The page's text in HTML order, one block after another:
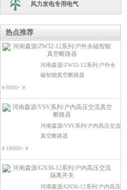
无功补偿类
电源电器类
开关电器类
断路器类
电机驱动类
可编程控制器
开关电器类
防雷灭火器类
油浸式变压器
开关电器类
电源电器类
SG10干变
非晶合金
S13油变
高低压开关柜
可编程控制器
风力发电专用电气
风力发电站
高低压开关柜
接触器类
热点推荐
河南森源/ZW32-12系列/户外永
磁智能真空断路器
￥8000~￥
河南森源/VSV系列/户内高压交流
真空断路器
￥18000~￥
河南森源/GN30-12系列/户内高压